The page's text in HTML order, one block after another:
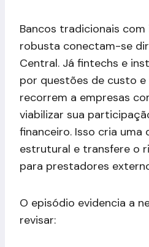
Bancos tradicionais
robusta conectam-se
Central. Já fintechs e
por questões de custo
recorrem a empresas
viabilizar sua
financeiro. Isso cria uma
estrutural e transfere o
para prestadores
O episódio evidencia a
revisar: